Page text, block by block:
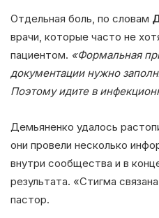
Отдельная боль, по словам
врачи, которые часто не
пациентом. «Формальная
документации нужно
Поэтому идите в
Демьяненко удалось
они провели несколько
внутри сообщества и в
результата. «Стигма
пастор.